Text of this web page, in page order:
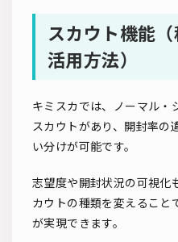
スカウト機能（
活用方法）
キミスカでは、ノーマル・
スカウトがあり、開封率の
い分けが可能です。
志望度や開封状況の可視化
カウトの種類を変えること
が実現できます。